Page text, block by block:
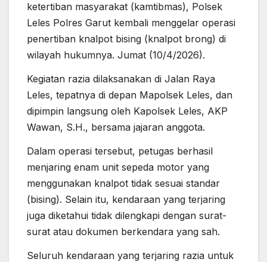
ketertiban masyarakat (kamtibmas), Polsek
Leles Polres Garut kembali menggelar operasi
penertiban knalpot bising (knalpot brong) di
wilayah hukumnya. Jumat (10/4/2026).
Kegiatan razia dilaksanakan di Jalan Raya
Leles, tepatnya di depan Mapolsek Leles, dan
dipimpin langsung oleh Kapolsek Leles, AKP
Wawan, S.H., bersama jajaran anggota.
Dalam operasi tersebut, petugas berhasil
menjaring enam unit sepeda motor yang
menggunakan knalpot tidak sesuai standar
(bising). Selain itu, kendaraan yang terjaring
juga diketahui tidak dilengkapi dengan surat-
surat atau dokumen berkendara yang sah.
Seluruh kendaraan yang terjaring razia untuk